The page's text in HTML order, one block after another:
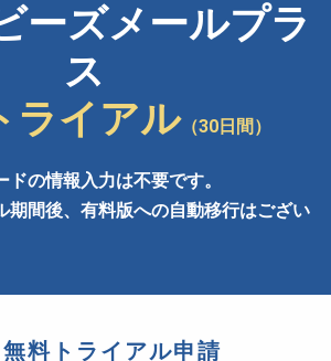
ーズメールプラ
ス
ライアル（30日間）
ドの情報入力は不要です。
期間後、有料版への自動移行はござい
無料トライアル申請